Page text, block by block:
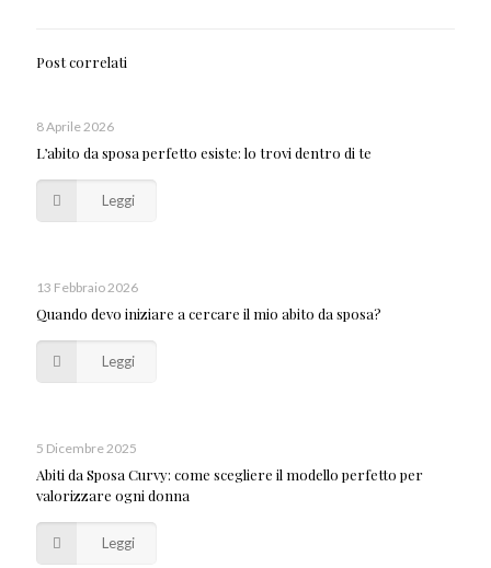
Post correlati
8 Aprile 2026
L’abito da sposa perfetto esiste: lo trovi dentro di te
Leggi
13 Febbraio 2026
Quando devo iniziare a cercare il mio abito da sposa?
Leggi
5 Dicembre 2025
Abiti da Sposa Curvy: come scegliere il modello perfetto per
valorizzare ogni donna
Leggi